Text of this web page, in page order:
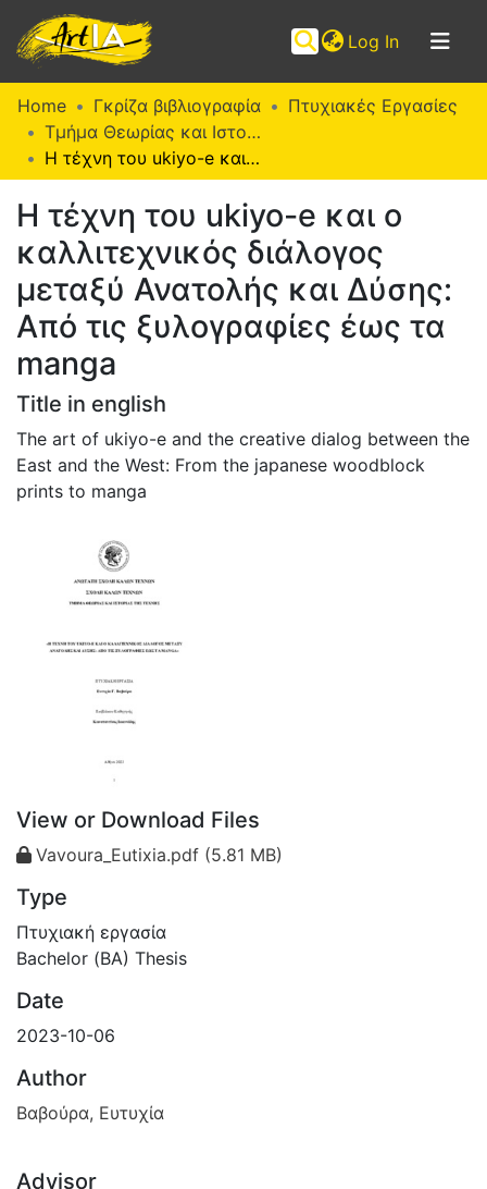
Log In (current)
Communities
Collections
Browse ArtIA
Statistics
Home Γκρίζα βιβλιογραφία
Πτυχιακές Εργασίες
Τμήμα Θεωρίας και Ιστορίας της Τέχνης (Π. Ε.)
Η τέχνη του ukiyo-e και ο καλλιτεχνικός διάλογος μεταξύ Ανατολής και Δύσης: Από τις ξυλογραφίες έως τα manga
Η τέχνη του ukiyo-e και ο
καλλιτεχνικός διάλογος
μεταξύ Ανατολής και Δύσης:
Από τις ξυλογραφίες έως τα
manga
Title in english
The art of ukiyo-e and the creative dialog between the
East and the West: From the japanese woodblock
prints to manga
View or Download Files
Vavoura_Eutixia.pdf (5.81 MB)
Type
Πτυχιακή εργασία
Bachelor (ΒΑ) Thesis
Date
2023-10-06
Author
Βαβούρα, Ευτυχία
Advisor